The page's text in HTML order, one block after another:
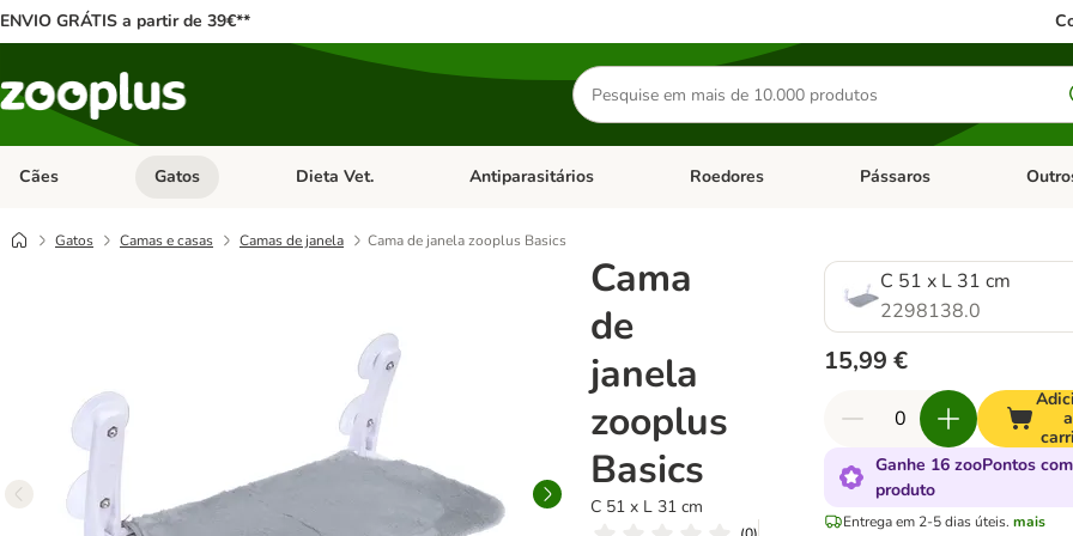
ENVIO GRÁTIS a partir de 39€**
Pesquisar
produtos
Cães Abrir menu de categoria: Cães
Gatos Abrir menu de categoria: Gatos
Dieta Vet. Abrir menu de categoria: Dieta Vet.
Antiparasitários Abrir menu de categoria: Antiparasitários
Roedores Abrir menu de categoria:
Pássaros Abrir
Gatos Camas e casas Camas de janela Cama de janela zooplus Basics
Cama
de
janela
zooplus
Basics
C 51 x L 31 cm
C 51 x L 31 cm
2298138.0
15,99 €
Ganhe 16 zooPontos
produto
Entrega em 2-5 dias úteis. mais